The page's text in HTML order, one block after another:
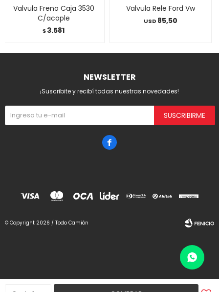
Valvula Freno Caja 3530
C/acople
$3.581
Valvula Rele Ford Vw
USD 85,50
NEWSLETTER
¡Suscribite y recibí todas nuestras novedades!
SUSCRIBIRME

© Copyright 2026 / Todo Camión
Fenicio